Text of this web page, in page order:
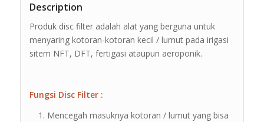
Description
Produk disc filter adalah alat yang berguna untuk
menyaring kotoran-kotoran kecil / lumut pada irigasi
sitem NFT, DFT, fertigasi ataupun aeroponik.
Fungsi Disc Filter :
Mencegah masuknya kotoran / lumut yang bisa